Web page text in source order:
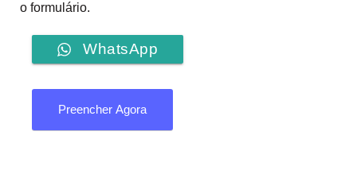
o formulário.
WhatsApp
Preencher Agora